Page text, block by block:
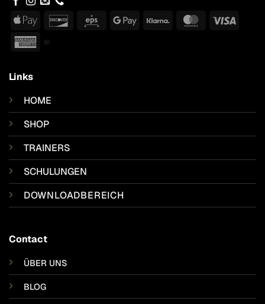
Apple
Discover Eps
GoogleKlarna MasterCard
Visa
Links
HOME
SHOP
TRAINERS
SCHULUNGEN
DOWNLOADBEREICH
Contact
ÜBER UNS
BLOG